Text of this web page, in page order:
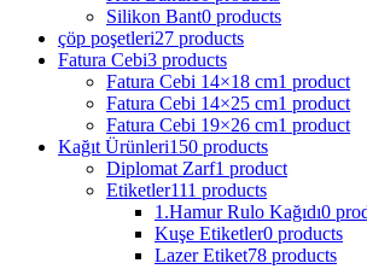
Silikon Bant0 products
çöp poşetleri27 products
Fatura Cebi3 products
Fatura Cebi 14×18 cm1 product
Fatura Cebi 14×25 cm1 product
Fatura Cebi 19×26 cm1 product
Kağıt Ürünleri150 products
Diplomat Zarf1 product
Etiketler111 products
1.Hamur Rulo Kağıdı0
Kuşe Etiketler0 products
Lazer Etiket78 products